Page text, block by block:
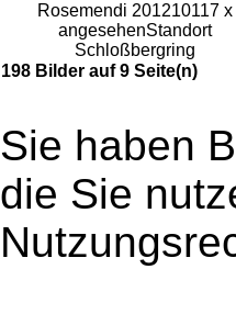
Rosemendi 201210117 x
angesehenStandort
Schloßbergring
198 Bilder auf 9 Seite(n)
Sie haben
die Sie